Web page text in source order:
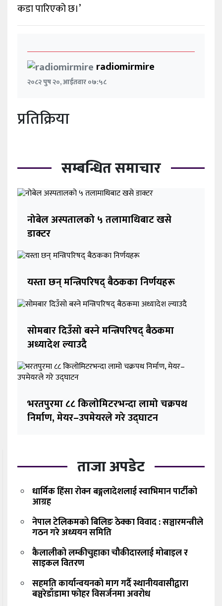
कडा पारिएको छ।’
radiomirmire
२०८२ पुष २०, आईतवार ०७:५८
प्रतिक्रिया
सम्बन्धित समाचार
नोबेल अस्पतालको ५ तलामाथिबाट खसे
डाक्टर
यस्ता छन् मन्त्रिपरिषद् बैठकका निर्णयहरू
सोमबार दिउँसो बस्ने मन्त्रिपरिषद् बैठकमा
अध्यादेश ल्याउदै
भरतपुरमा ८८ किलोमिटरभन्दा लामो चक्रपथ
निर्माण, मेयर–उपमेयरले गरे उद्घाटन
ताजा अपडेट
धार्मिक हिंसा रोक्न बङ्गलादेशलाई स्वाभिमान पार्टीको
आग्रह
नेपाल टेलिकमको बिलिङ ठेक्का विवाद : सञ्चारमन्त्रीले
गठन गरे अध्ययन समिति
कैलालीको लम्कीचुहाका चौकीदारलाई मोबाइल र
साइकल वितरण
सहमति कार्यान्वयनको माग गर्दै स्थानीयवासीद्वारा
बञ्चरेडाँडामा फोहर विसर्जनमा अवरोध